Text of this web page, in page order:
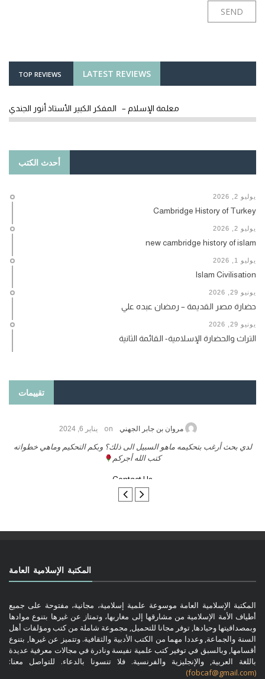
LATEST REVIEWS
TOP REVIEWS
معلمة الإسلام – المفكر الكبير الأستاذ أنور الجندي
أحدث الكتب
يوليو 2, 2026
Cambridge History of Turkey
يوليو 2, 2026
new cambridge history of islam
يوليو 1, 2026
Islam Civilisation
يونيو 29, 2026
حضارة مصر القديمة – رمضان عبده علي
يونيو 29, 2026
التراث والحضارة الإسلامية- القائمة الثانية
تقييمات
حامد الزريقي on يناير 25, 2026
السلام عليكم ورحمة الله وبركاتة أرغب بنشر كتابي معكم
المكتبة الإسلامية العامة
المكتبة الإسلامية العامة موسوعة علمية إسلامية، مجانية، مفتوحة على جميع
أطياف الأمة الإسلامية من مشارقها إلى مغاربها، وتمتاز عن غيرها بتنوع موادها
وبمصداقيتها وحيادها, توفر مجانا للتحميل, مجموعة شاملة من كتب ومؤلفات أهل
السنة والجماعة, وعددا مهما من الكتب الأدبية والثقافية. وتتميز عن غيرها, بتنوع
أقسامها, وبالسبق في توفير كتب علمية نفيسة ونادرة في مجالات معرفية عديدة
باللغة العربية, والإنجليزية والفرنسية. فلا تنسونا بالدعاء. للتواصل معنا:
(fobcaf@gmail.com)